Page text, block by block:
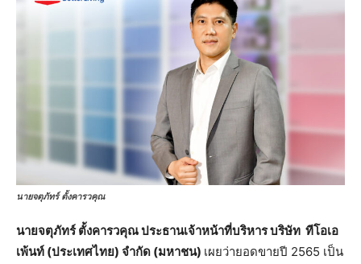
นายจตุภัทร์ ตั้งคารวคุณ
นายจตุภัทร์ ตั้งคารวคุณ ประธานเจ้าหน้าที่บริหาร บริษัท ทีโอเอ
เพ้นท์ (ประเทศไทย) จำกัด (มหาชน) เผยว่ายอดขายปี 2565 เป็น